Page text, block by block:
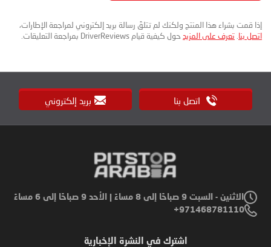
إذا قمت بشراء هذا المنتج ولكنك لم تتلقَ رسالة بريد إلكتروني لمراجعة الإطارات،
اتصل بنا تعرف على المزيد حول كيفية قيام DriverReviews بمراجعة التعليقات.
اتصل بنا بريد إلكتروني
الاثنين - السبت 9 صباحًا إلى 8 مساءً | الأحد 9 صباحًا إلى 6 مساءً
971468781110+
اشترك في النشرة الإخبارية